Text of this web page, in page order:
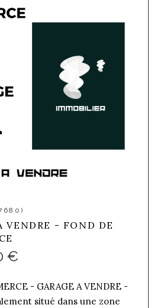
VENDRE - FOND DE
€
- GARAGE A VENDRE -
situé dans une zone